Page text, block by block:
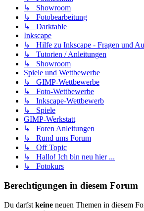
↳ Showroom
↳ Fotobearbeitung
↳ Darktable
Inkscape
↳ Hilfe zu Inkscape - Fragen und
↳ Tutorien / Anleitungen
↳ Showroom
Spiele und Wettbewerbe
↳ GIMP-Wettbewerbe
↳ Foto-Wettbewerbe
↳ Inkscape-Wettbewerb
↳ Spiele
GIMP-Werkstatt
↳ Foren Anleitungen
↳ Rund ums Forum
↳ Off Topic
↳ Hallo! Ich bin neu hier ...
↳ Fotokurs
Berechtigungen in diesem Forum
Du darfst keine neuen Themen in diesem